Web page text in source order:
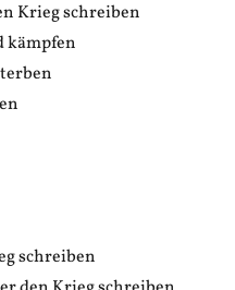
Krieg schreiben
kämpfen
schreiben